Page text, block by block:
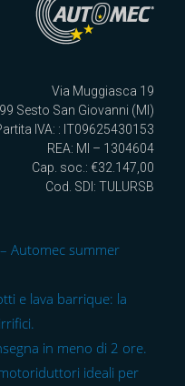
Via Muggiasca 19
Sesto San Giovanni (MI)
IVA: : IT09625430153
REA: MI – 1304604
Cap. soc.: €32.147,00
Cod. SDI: TULURSB
Automec summer
e lava barrique: la
in meno di 2 ore.
ideali per